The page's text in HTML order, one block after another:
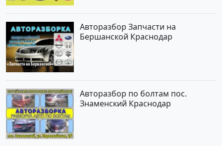
Авторазбор Запчасти на
Бершанской Краснодар
Авторазбор по болтам пос.
Знаменский Краснодар